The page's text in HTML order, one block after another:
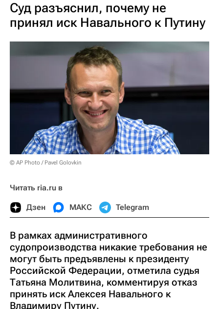
Суд разъяснил, почему не
принял иск Навального к Путину
© AP Photo / Pavel Golovkin
Читать ria.ru в
Дзен МАКС Telegram
В рамках административного
судопроизводства никакие требования не
могут быть предъявлены к президенту
Российской Федерации, отметила судья
Татьяна Молитвина, комментируя отказ
принять иск Алексея Навального к
Владимиру Путину.